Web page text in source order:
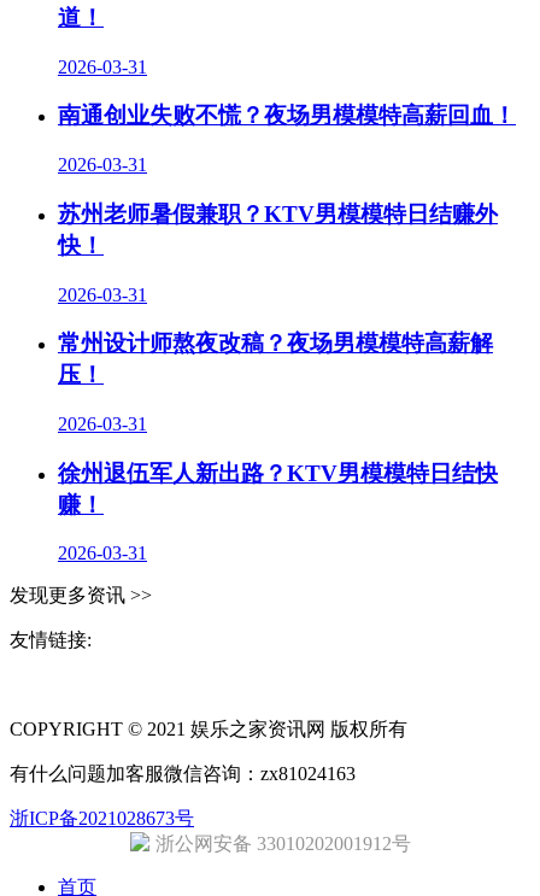
道！
2026-03-31
南通创业失败不慌？夜场男模模特高薪回血！
2026-03-31
苏州老师暑假兼职？KTV男模模特日结赚外
快！
2026-03-31
常州设计师熬夜改稿？夜场男模模特高薪解
压！
2026-03-31
徐州退伍军人新出路？KTV男模模特日结快
赚！
2026-03-31
发现更多资讯 >>
友情链接:
COPYRIGHT © 2021 娱乐之家资讯网 版权所有
有什么问题加客服微信咨询：zx81024163
浙ICP备2021028673号
浙公网安备 33010202001912号
首页